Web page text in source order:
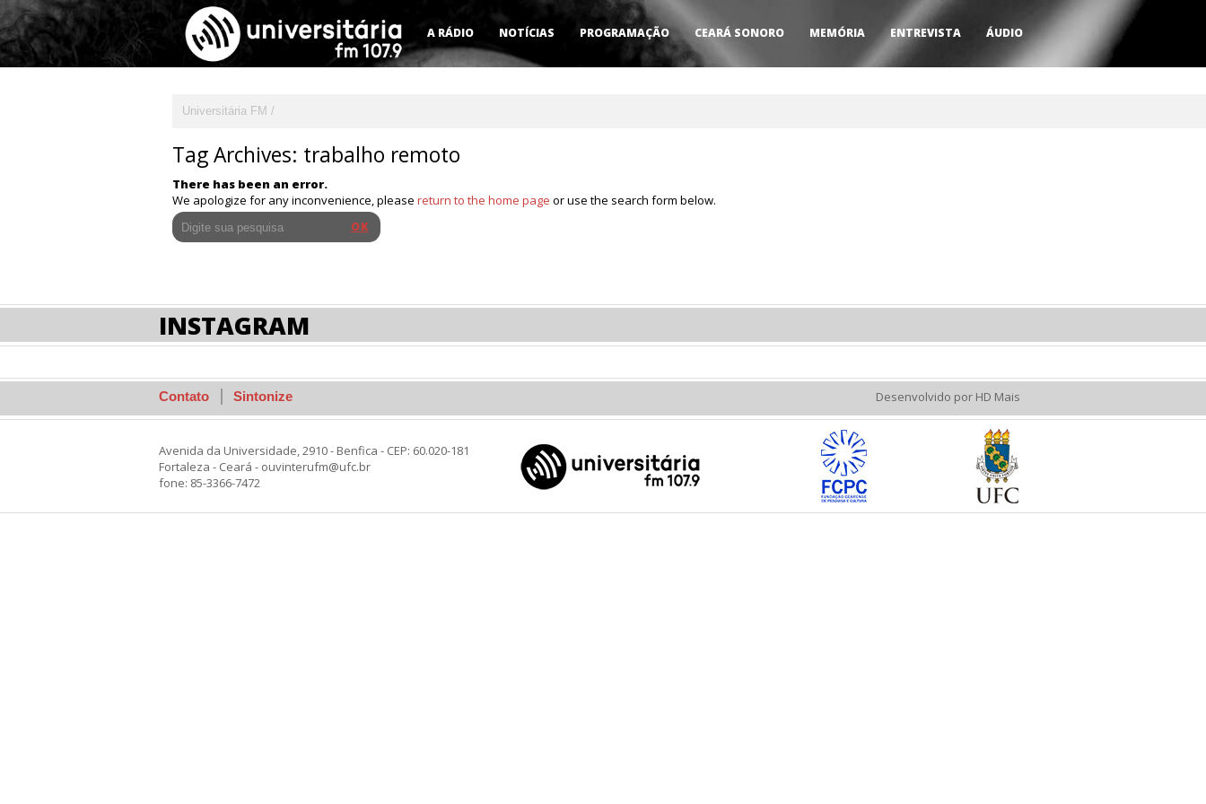
A RÁDIO NOTÍCIAS PROGRAMAÇÃO CEARÁ SONORO MEMÓRIA ENTREVISTA ÁUDIO
Universitária FM
Tag Archives: trabalho remoto
There has been an error.
We apologize for any inconvenience, please return to the home page or use the search form below.
INSTAGRAM
Contato Sintonize Desenvolvido por HD Mais
Avenida da Universidade, 2910 - Benfica - CEP: 60.020-181
Fortaleza - Ceará - ouvinterufm@ufc.br
fone: 85-3366-7472